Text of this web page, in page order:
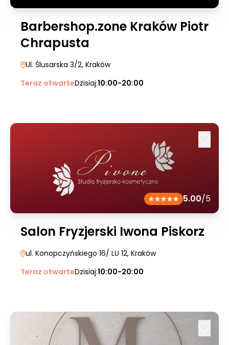
Barbershop.zone Kraków Piotr
Chrapusta
Ul. Ślusarska 3/2, Kraków
Teraz otwarteDzisiaj:10:00-20:00
5.00/5
Salon Fryzjerski Iwona Piskorz
ul. Konopczyńskiego 16/ LU 12, Kraków
Teraz otwarteDzisiaj:10:00-20:00